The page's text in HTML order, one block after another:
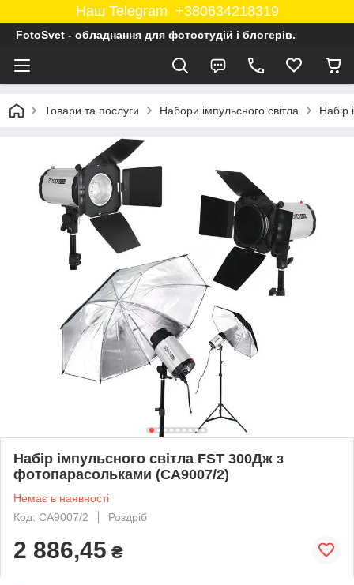
Наш Telegram +380634218319
FotoSvet - обладнання для фотостудій і блогерів.
Товари та послуги Набори імпульсного світла Набір
Набір імпульсного світла FST 300Дж з
фотопарасольками (CA9007/2)
Немає в наявності
Код: CA9007/2
Роздріб
2 886,45 ₴